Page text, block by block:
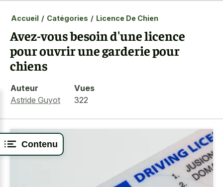
Contenu
Accueil / Catégories / Licence De Chien
Avez-vous besoin d'une licence
pour ouvrir une garderie pour
chiens
Auteur
Astride Guyot
Vues
322